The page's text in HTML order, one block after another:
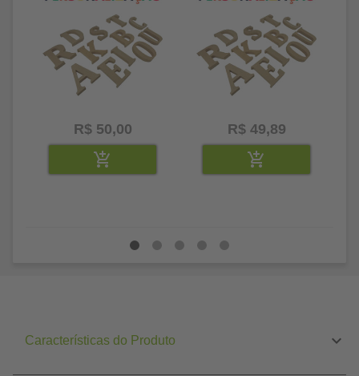
R$ 50,00 R$ 49,89
Características do Produto